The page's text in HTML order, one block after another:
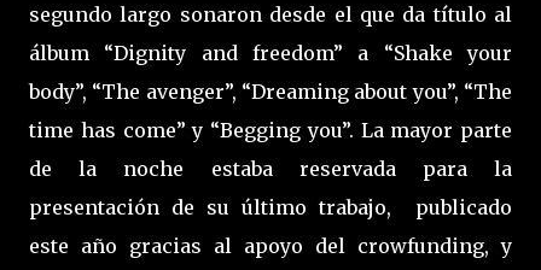
segundo largo sonaron desde el que da título al
álbum “Dignity and freedom” a “Shake your
body”, “The avenger”, “Dreaming about you”, “The
time has come” y “Begging you”. La mayor parte
de la noche estaba reservada para la
presentación de su último trabajo, publicado
este año gracias al apoyo del crowfunding, y